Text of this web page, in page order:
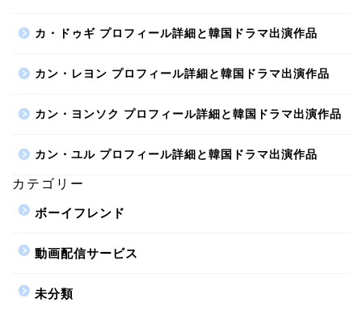
カ・ドゥギ プロフィール詳細と韓国ドラマ出演作品
カン・レヨン プロフィール詳細と韓国ドラマ出演作品
カン・ヨンソク プロフィール詳細と韓国ドラマ出演作品
カン・ユル プロフィール詳細と韓国ドラマ出演作品
カテゴリー
ボーイフレンド
動画配信サービス
未分類